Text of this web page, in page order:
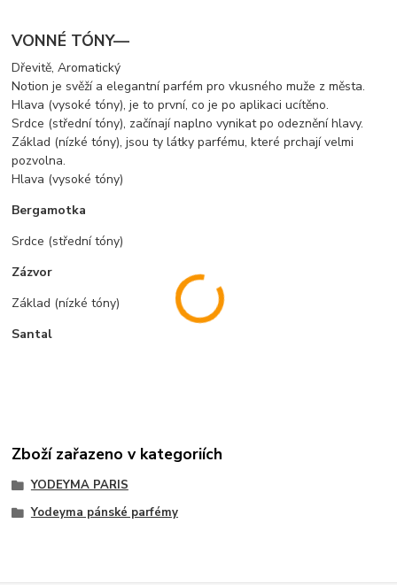
VONNÉ TÓNY—
Dřevitě, Aromatický
Notion je svěží a elegantní parfém pro vkusného muže z města.
Hlava (vysoké tóny), je to první, co je po aplikaci ucítěno.
Srdce (střední tóny), začínají naplno vynikat po odeznění hlavy.
Základ (nízké tóny), jsou ty látky parfému, které prchají velmi
pozvolna.
Hlava (vysoké tóny)
Bergamotka
Srdce (střední tóny)
Zázvor
Základ (nízké tóny)
Santal
Zboží zařazeno v kategoriích
YODEYMA PARIS
Yodeyma pánské parfémy